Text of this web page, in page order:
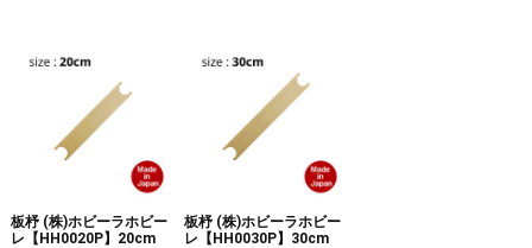
板杼 (株)ホビーラホビー
レ【HH0020P】20cm
板杼 (株)ホビーラホビー
レ【HH0030P】30cm